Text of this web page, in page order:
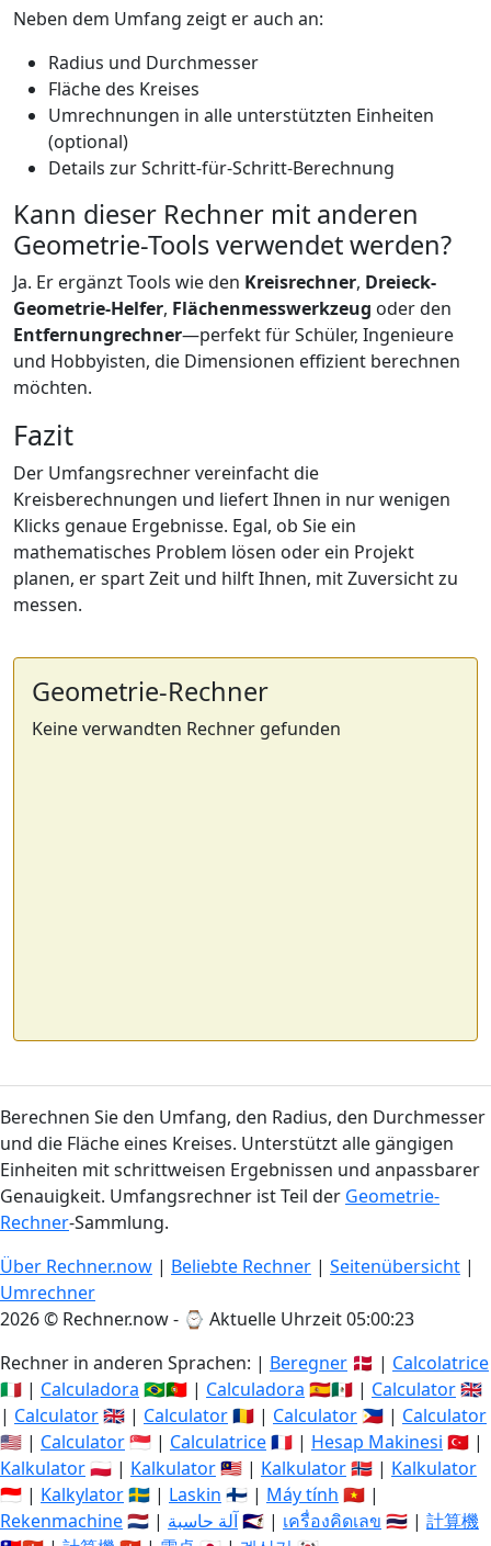
Neben dem Umfang zeigt er auch an:
Radius und Durchmesser
Fläche des Kreises
Umrechnungen in alle unterstützten Einheiten
(optional)
Details zur Schritt-für-Schritt-Berechnung
Kann dieser Rechner mit anderen
Geometrie-Tools verwendet werden?
Ja. Er ergänzt Tools wie den Kreisrechner, Dreieck-
Geometrie-Helfer, Flächenmesswerkzeug oder den
Entfernungrechner—perfekt für Schüler, Ingenieure
und Hobbyisten, die Dimensionen effizient berechnen
möchten.
Fazit
Der Umfangsrechner vereinfacht die
Kreisberechnungen und liefert Ihnen in nur wenigen
Klicks genaue Ergebnisse. Egal, ob Sie ein
mathematisches Problem lösen oder ein Projekt
planen, er spart Zeit und hilft Ihnen, mit Zuversicht zu
messen.
Geometrie-Rechner
Keine verwandten Rechner gefunden
Berechnen Sie den Umfang, den Radius, den Durchmesser
und die Fläche eines Kreises. Unterstützt alle gängigen
Einheiten mit schrittweisen Ergebnissen und anpassbarer
Genauigkeit. Umfangsrechner ist Teil der Geometrie-
Rechner-Sammlung.
Über Rechner.now | Beliebte Rechner | Seitenübersicht |
Umrechner
2026 © Rechner.now - ⌚ Aktuelle Uhrzeit 05:00:23
Rechner in anderen Sprachen: | Beregner 🇩🇰 | Calcolatrice
🇮🇹 | Calculadora 🇧🇷🇵🇹 | Calculadora 🇪🇸🇲🇽 | Calculator🇬🇧
| Calculator🇬🇧 | Calculator🇷🇴 | Calculator 🇵🇭 | Calculator
🇺🇸 | Calculator🇸🇬 | Calculatrice🇫🇷 | Hesap Makinesi 🇹🇷 |
Kalkulator🇵🇱 | Kalkulator🇲🇾 | Kalkulator🇳🇴 | Kalkulator
🇮🇩 | Kalkylator🇸🇪 | Laskin 🇫🇮 | Máy tính 🇻🇳 |
Rekenmachine🇳🇱 | آلة حاسبة🇸🇦 | เครื่องคิดเลข 🇹🇭 | 計算機